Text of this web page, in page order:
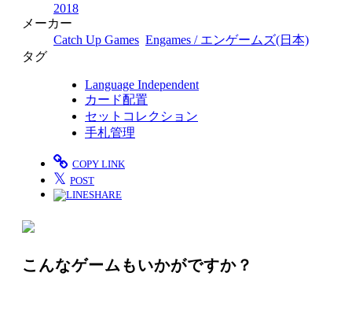
2018
メーカー
Catch Up Games Engames / エンゲームズ(日本)
タグ
Language Independent
カード配置
セットコレクション
手札管理
COPY LINK
𝕏 POST
SHARE
こんなゲームもいかがですか？